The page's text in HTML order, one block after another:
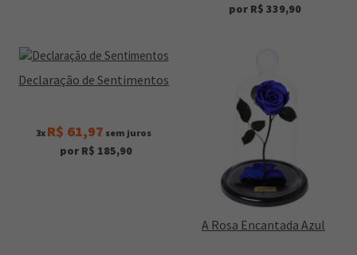
por R$ 339,90
Declaração de Sentimentos
3x R$ 61,97 sem juros
por R$ 185,90
A Rosa Encantada Azul